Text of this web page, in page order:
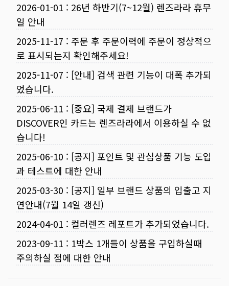
2026-01-01 : 26년 하반기(7~12월) 렌즈라라 휴무
일 안내
2025-11-17 : 주문 후 주문이력에 주문이 정상적으
로 표시되는지 확인해주세요!
2025-11-07 : [안내] 검색 관련 기능이 대폭 추가되
었습니다.
2025-06-11 : [중요] 국제 결제 브랜드가
DISCOVER인 카드는 렌즈라라에서 이용하실 수 없
습니다!
2025-06-10 : [공지] 포인트 및 관심상품 기능 도입
과 테스트에 대한 안내
2025-03-30 : [공지] 일부 브랜드 상품의 입출고 지
연안내(7월 14일 갱신)
2024-04-01 : 컬러렌즈 레포트가 추가되었습니다.
2023-09-11 : 1박스 1개들이 상품을 구입하실때
주의하실 점에 대한 안내